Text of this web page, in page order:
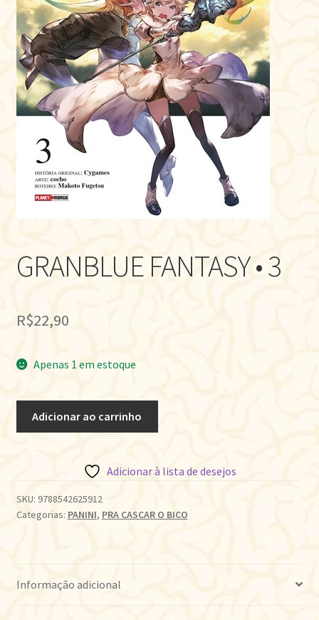
GRANBLUE FANTASY • 3
R$22,90
Apenas 1 em estoque
quantidade
Adicionar ao carrinho
Adicionar à lista de desejos
SKU: 9788542625912
Categorias: PANINI, PRA CASCAR O BICO
Informação adicional